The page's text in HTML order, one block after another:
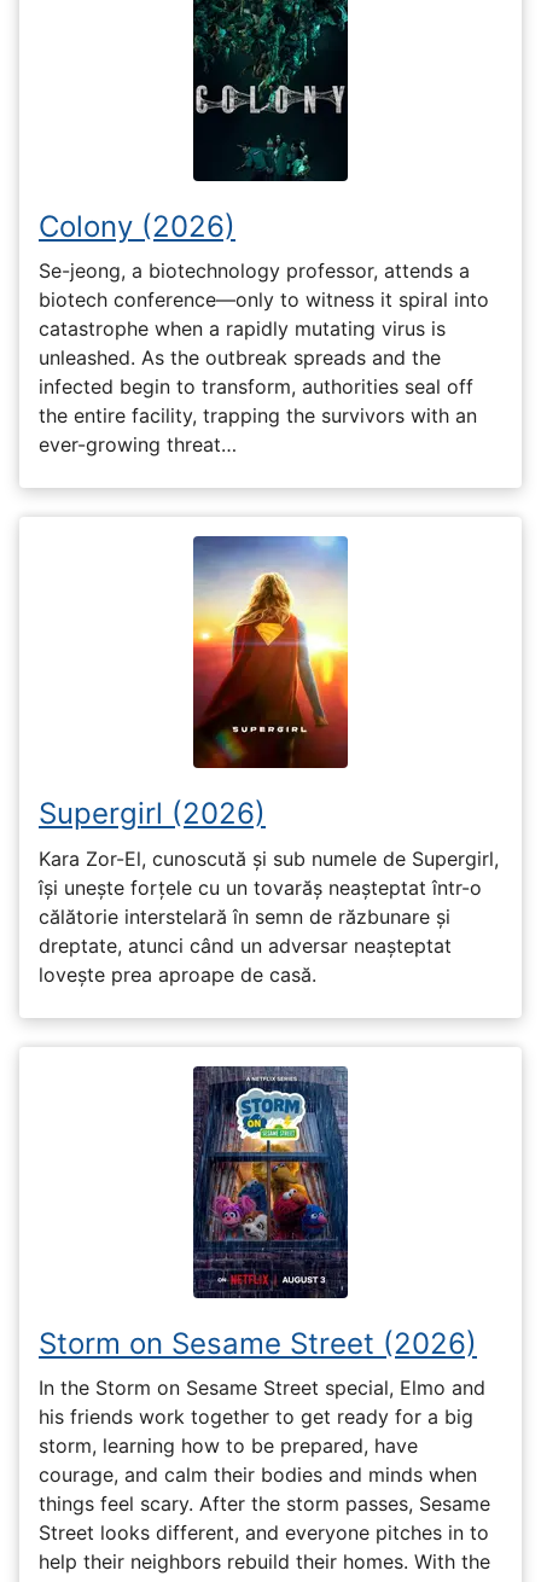
Colony (2026)
Se-jeong, a biotechnology professor, attends a
biotech conference—only to witness it spiral into
catastrophe when a rapidly mutating virus is
unleashed. As the outbreak spreads and the
infected begin to transform, authorities seal off
the entire facility, trapping the survivors with an
ever-growing threat…
Supergirl (2026)
Kara Zor-El, cunoscută și sub numele de Supergirl,
își unește forțele cu un tovarăș neașteptat într-o
călătorie interstelară în semn de răzbunare și
dreptate, atunci când un adversar neașteptat
lovește prea aproape de casă.
Storm on Sesame Street (2026)
In the Storm on Sesame Street special, Elmo and
his friends work together to get ready for a big
storm, learning how to be prepared, have
courage, and calm their bodies and minds when
things feel scary. After the storm passes, Sesame
Street looks different, and everyone pitches in to
help their neighbors rebuild their homes. With the